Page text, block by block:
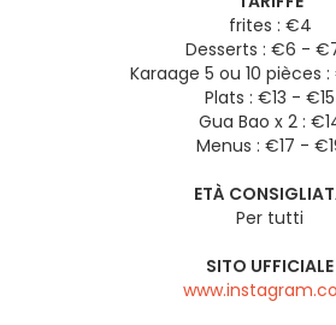
frites : €4
Desserts : €6 -
Karaage 5 ou 10 pièces
Plats : €13 - €15
Gua Bao x 2 :
Menus : €17 -
ETÀ
Per tutti
SITO UFFICIALE